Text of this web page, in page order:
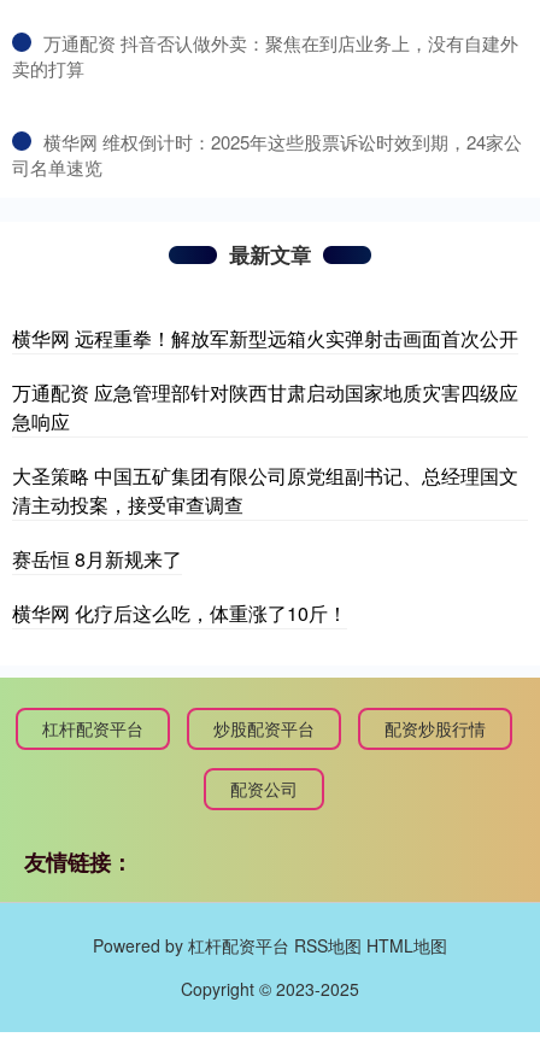
​万通配资 抖音否认做外卖：聚焦在到店业务上，没有自建外
卖的打算
​横华网 维权倒计时：2025年这些股票诉讼时效到期，24家公
司名单速览
最新文章
横华网 远程重拳！解放军新型远箱火实弹射击画面首次公开
万通配资 应急管理部针对陕西甘肃启动国家地质灾害四级应
急响应
大圣策略 中国五矿集团有限公司原党组副书记、总经理国文
清主动投案，接受审查调查
赛岳恒 8月新规来了
横华网 化疗后这么吃，体重涨了10斤！
杠杆配资平台 炒股配资平台 配资炒股行情
配资公司
友情链接：
Powered by 杠杆配资平台 RSS地图 HTML地图
Copyright © 2023-2025